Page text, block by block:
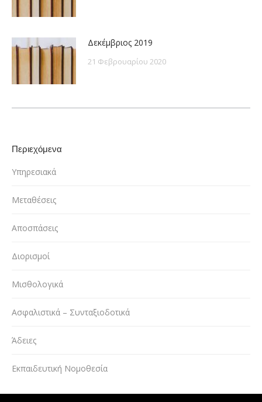
Δεκέμβριος 2019
21 Φεβρουαρίου 2020
Περιεχόμενα
Υπηρεσιακά
Μεταθέσεις
Αποσπάσεις
Διορισμοί
Μισθολογικά
Ασφαλιστικά – Συνταξιοδοτικά
Άδειες
Εκπαιδευτική Νομοθεσία